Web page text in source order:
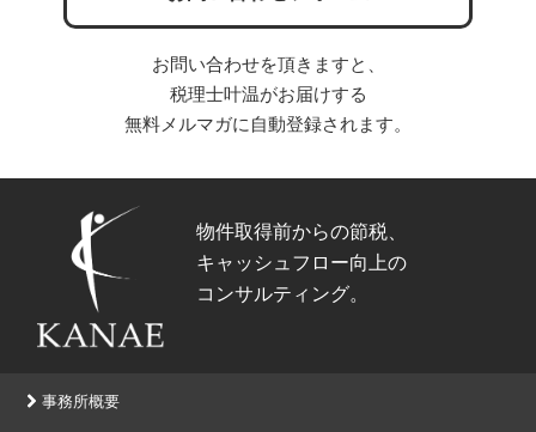
お問い合わせを頂きますと、
税理士叶温がお届けする
無料メルマガに自動登録されます。
物件取得前からの節税、
キャッシュフロー向上の
コンサルティング。
事務所概要